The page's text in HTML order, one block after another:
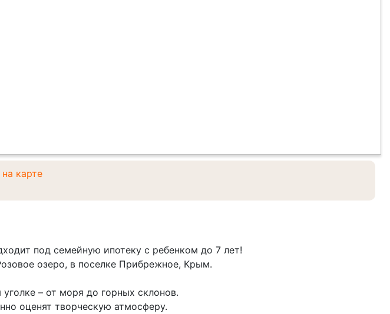
карте
под семейную ипотеку с ребенком до 7 лет!
озеро, в поселке Прибрежное, Крым.
– от моря до горных склонов.
оценят творческую атмосферу.